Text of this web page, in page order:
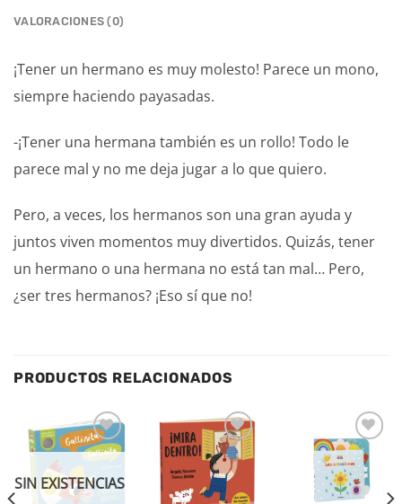
VALORACIONES (0)
¡Tener un hermano es muy molesto! Parece un mono,
siempre haciendo payasadas.
-¡Tener una hermana también es un rollo! Todo le
parece mal y no me deja jugar a lo que quiero.
Pero, a veces, los hermanos son una gran ayuda y
juntos viven momentos muy divertidos. Quizás, tener
un hermano o una hermana no está tan mal… Pero,
¿ser tres hermanos? ¡Eso sí que no!
PRODUCTOS RELACIONADOS
Añadir
lista de
deseos
SIN EXISTENCIAS
Añadir
a la
lista de
deseos
Añadir
a la
lista de
deseos